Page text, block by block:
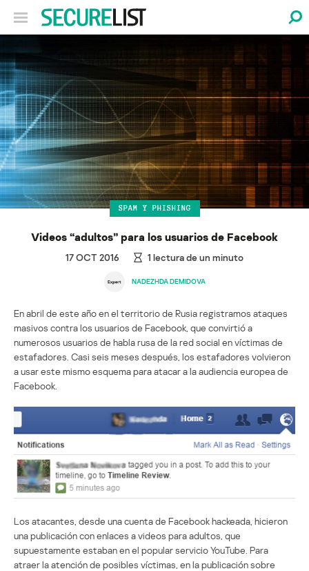
SPAM Y PHISHING
Videos “adultos” para los usuarios de Facebook
17 OCT 2016 1 lectura de un minuto
NADEZHDA DEMIDOVA
En abril de este año en el territorio de Rusia registramos ataques
masivos contra los usuarios de Facebook, que convirtió a
numerosos usuarios de habla rusa de la red social en víctimas de
estafadores. Casi seis meses después, los estafadores volvieron
a usar este mismo esquema para atacar a la audiencia europea de
Facebook.
Los atacantes, desde una cuenta de Facebook hackeada, hicieron
una publicación con enlaces a videos para adultos, que
supuestamente estaban en el popular servicio YouTube. Para
atraer la atención de posibles víctimas, en la publicación sobre